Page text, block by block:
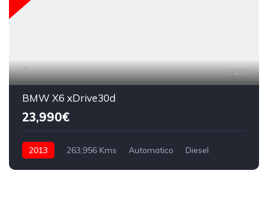
29
BMW X6 xDrive30d
23,990€
2013 263,956 Kms Automatico Diesel